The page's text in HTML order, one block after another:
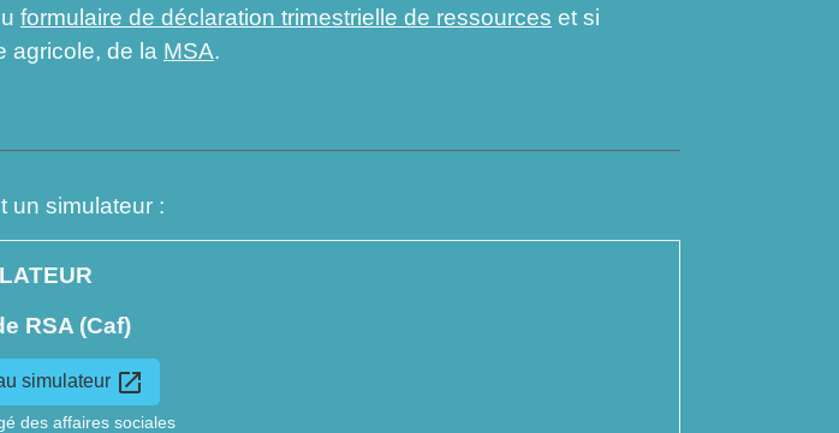
formulaire de déclaration trimestrielle de ressources et si
agricole, de la MSA.
un simulateur :
RSA (Caf)
simulateur open_in_new
des affaires sociales